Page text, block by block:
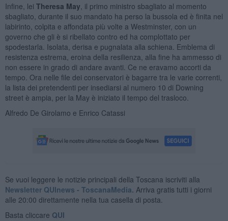
Infine, lei Theresa May , il primo ministro sbagliato al momento
sbagliato, durante il suo mandato ha perso la bussola ed è finita nel
labirinto, colpita e affondata più volte a Westminster, con un
governo che gli è si ribellato contro ed ha complottato per
spodestarla. Isolata, derisa e pugnalata alla schiena. Emblema di
resistenza estrema, eroina della resilienza, alla fine ha ammesso di
non essere in grado di andare avanti. Ce ne eravamo accorti da
tempo. Ora nelle file dei conservatori è bagarre tra le varie correnti,
la lista dei pretendenti per insediarsi al numero 10 di Downing
street è ampia, per la May è iniziato il tempo del trasloco.
Alfredo De Girolamo e Enrico Catassi
Se vuoi leggere le notizie principali della Toscana iscriviti alla
Newsletter QUInews - ToscanaMedia. Arriva gratis tutti i giorni
alle 20:00 direttamente nella tua casella di posta.
Basta cliccare QUI